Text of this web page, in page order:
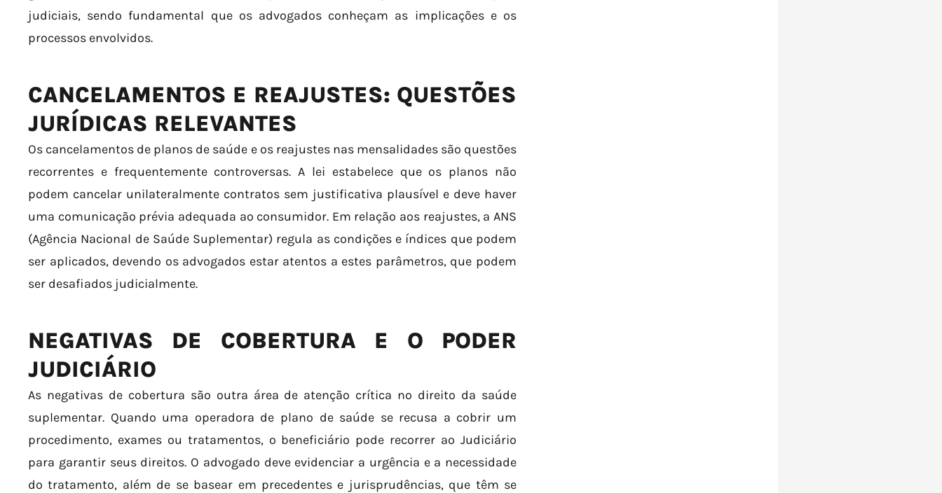
judiciais, sendo fundamental que os advogados conheçam as implicações e os
processos envolvidos.
CANCELAMENTOS E REAJUSTES: QUESTÕES
JURÍDICAS RELEVANTES
Os cancelamentos de planos de saúde e os reajustes nas mensalidades são questões
recorrentes e frequentemente controversas. A lei estabelece que os planos não
podem cancelar unilateralmente contratos sem justificativa plausível e deve haver
uma comunicação prévia adequada ao consumidor. Em relação aos reajustes, a ANS
(Agência Nacional de Saúde Suplementar) regula as condições e índices que podem
ser aplicados, devendo os advogados estar atentos a estes parâmetros, que podem
ser desafiados judicialmente.
NEGATIVAS DE COBERTURA E O PODER
JUDICIÁRIO
As negativas de cobertura são outra área de atenção crítica no direito da saúde
suplementar. Quando uma operadora de plano de saúde se recusa a cobrir um
procedimento, exames ou tratamentos, o beneficiário pode recorrer ao Judiciário
para garantir seus direitos. O advogado deve evidenciar a urgência e a necessidade
do tratamento, além de se basear em precedentes e jurisprudências, que têm se